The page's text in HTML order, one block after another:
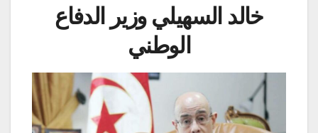
خالد السهيلي وزير الدفاع
الوطني